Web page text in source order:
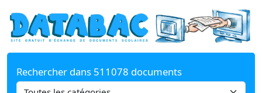
Rechercher dans 511078 documents